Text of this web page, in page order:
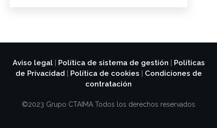
Aviso legal| Política de sistema de gestión
Políticas
de Privacidad
Política de cookies
Condiciones de
contratación
©2023 Grupo CTAIMA Todos los derechos reservados